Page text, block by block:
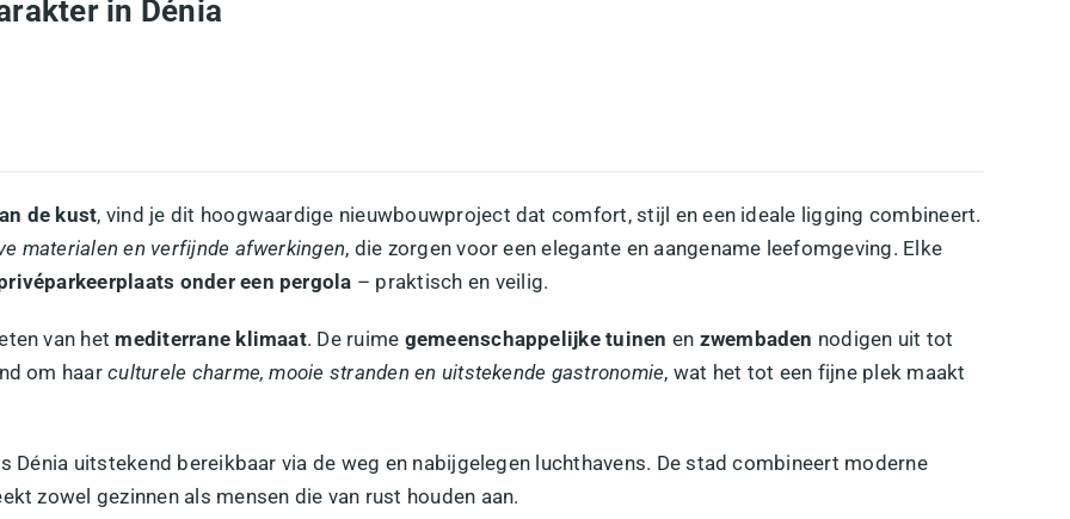
in Dénia
de kust, vind je dit hoogwaardige nieuwbouwproject dat comfort, stijl en een ideale ligging combineert.
materialen en verfijnde afwerkingen, die zorgen voor een elegante en aangename leefomgeving. Elke
onder een pergola – praktisch en veilig.
van het mediterrane klimaat. De ruime gemeenschappelijke tuinen en zwembaden nodigen uit tot
om haarculturele charme, mooie stranden en uitstekende gastronomie, wat het tot een fijne plek maakt
Dénia uitstekend bereikbaar via de weg en nabijgelegen luchthavens. De stad combineert moderne
zowel gezinnen als mensen die van rust houden aan.